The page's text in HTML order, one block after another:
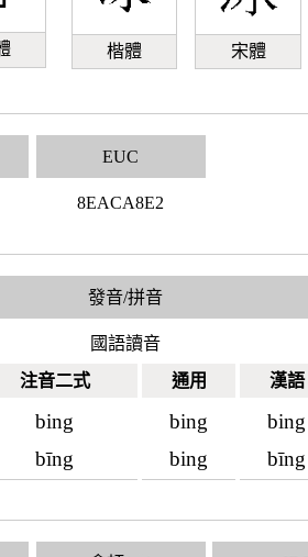
楷體 宋體
EUC
8EACA8E2
發音/拼音
國語讀音
注音二式 通用 漢語
bing
bīng
bing
bing
bing
bīng